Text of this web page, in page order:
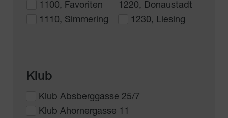
1100, Favoriten
1110, Simmering
1220, Donaustadt
1230, Liesing
Klub
Klub Absberggasse 25/7
Klub Ahornergasse 11